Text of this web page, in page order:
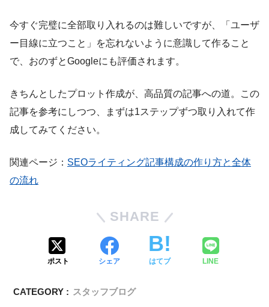
今すぐ完璧に全部取り入れるのは難しいですが、「ユーザ
ー目線に立つこと」を忘れないように意識して作ること
で、おのずとGoogleにも評価されます。
きちんとしたプロット作成が、高品質の記事への道。この
記事を参考にしつつ、まずは1ステップずつ取り入れて作
成してみてください。
関連ページ： SEOライティング記事構成の作り方と全体
の流れ
SHARE
ポスト シェア はてブ LINE
CATEGORY : スタッフブログ